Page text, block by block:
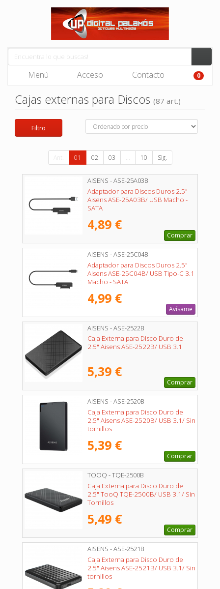
Menú Acceso Contacto 0
Cajas externas para Discos (87 art.)
Filtro
Ant. 01 02 03 ... 10 Sig.
AISENS - ASE-25A03B
Adaptador para Discos Duros 2.5"
Aisens ASE-25A03B/ USB Macho -
SATA
4,89 €
Comprar
AISENS - ASE-25C04B
Adaptador para Discos Duros 2.5"
Aisens ASE-25C04B/ USB Tipo-C 3.1
Macho - SATA
4,99 €
Avísame
AISENS - ASE-2522B
Caja Externa para Disco Duro de
2.5" Aisens ASE-2522B/ USB 3.1
5,39 €
Comprar
AISENS - ASE-2520B
Caja Externa para Disco Duro de
2.5" Aisens ASE-2520B/ USB 3.1/ Sin
tornillos
5,39 €
Comprar
TOOQ - TQE-2500B
Caja Externa para Disco Duro de
2.5" TooQ TQE-2500B/ USB 3.1/ Sin
Tornillos
5,49 €
Comprar
AISENS - ASE-2521B
Caja Externa para Disco Duro de
2.5" Aisens ASE-2521B/ USB 3.1/ Sin
tornillos